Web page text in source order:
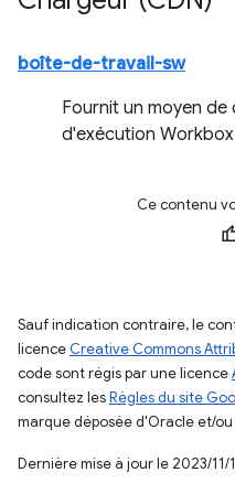
boîte-de-travail-sw
Fournit un moyen
d'exécution
Ce contenu
Sauf indication contraire, le
licence Creative Commons
code sont régis par une licence
consultez lesRègles du site
marque déposée d'Oracle et/
Dernière mise à jour le 2023/11/